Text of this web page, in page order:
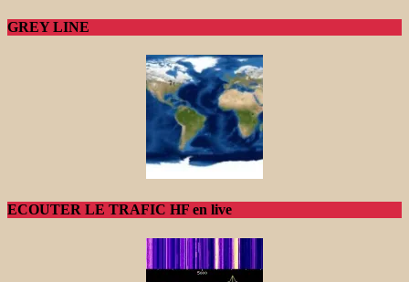
GREY LINE
ECOUTER LE TRAFIC HF en live